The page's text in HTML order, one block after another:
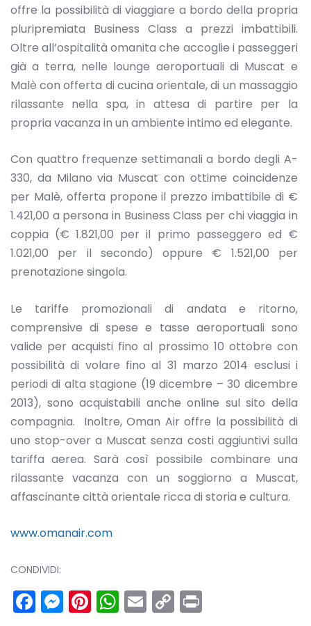
offre la possibilità di viaggiare a bordo della propria
pluripremiata Business Class a prezzi imbattibili.
Oltre all’ospitalità omanita che accoglie i passeggeri
già a terra, nelle lounge aeroportuali di Muscat e
Malè con offerta di cucina orientale, di un massaggio
rilassante nella spa, in attesa di partire per la
propria vacanza in un ambiente intimo ed elegante.
Con quattro frequenze settimanali a bordo degli A-
330, da Milano via Muscat con ottime coincidenze
per Malè, offerta propone il prezzo imbattibile di €
1.421,00 a persona in Business Class per chi viaggia in
coppia (€ 1.821,00 per il primo passeggero ed €
1.021,00 per il secondo) oppure € 1.521,00 per
prenotazione singola.
Le tariffe promozionali di andata e ritorno,
comprensive di spese e tasse aeroportuali sono
valide per acquisti fino al prossimo 10 ottobre con
possibilità di volare fino al 31 marzo 2014 esclusi i
periodi di alta stagione (19 dicembre – 30 dicembre
2013), sono acquistabili anche online sul sito della
compagnia. Inoltre, Oman Air offre la possibilità di
uno stop-over a Muscat senza costi aggiuntivi sulla
tariffa aerea. Sarà così possibile combinare una
rilassante vacanza con un soggiorno a Muscat,
affascinante città orientale ricca di storia e cultura.
www.omanair.com
CONDIVIDI:
Facebook
Messenger
Pinterest
WhatsApp
Email
Copy